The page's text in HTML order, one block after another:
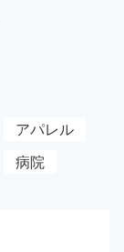
アパレル
病院